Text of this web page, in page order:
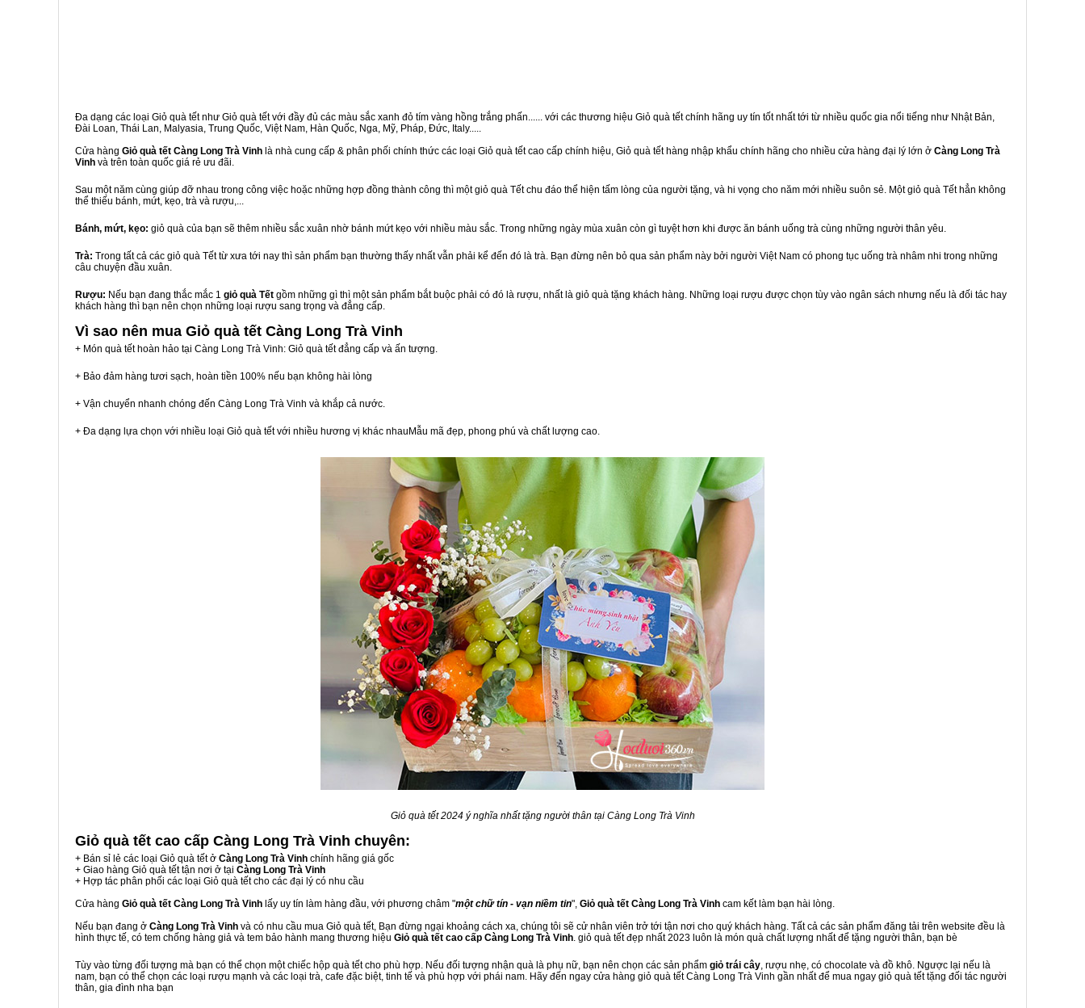
Đa dạng các loại Giỏ quà tết như Giỏ quà tết với đầy đủ các màu sắc xanh đỏ tím vàng hồng trắng phấn...... với các thương hiệu Giỏ quà tết chính hãng uy tín tốt nhất tới từ nhiều quốc gia nổi tiếng như Nhật Bản,
Đài Loan, Thái Lan, Malyasia, Trung Quốc, Việt Nam, Hàn Quốc, Nga, Mỹ, Pháp, Đức, Italy.....
Cửa hàng Giỏ quà tết Càng Long Trà Vinh là nhà cung cấp & phân phối chính thức các loại Giỏ quà tết cao cấp chính hiệu, Giỏ quà tết hàng nhập khẩu chính hãng cho nhiều cửa hàng đại lý lớn ở Càng Long Trà
Vinh và trên toàn quốc giá rẻ ưu đãi.
Sau một năm cùng giúp đỡ nhau trong công việc hoặc những hợp đồng thành công thì một giỏ quà Tết chu đáo thể hiện tấm lòng của người tặng, và hi vọng cho năm mới nhiều suôn sẻ. Một giỏ quà Tết hẳn không
thể thiếu bánh, mứt, kẹo, trà và rượu,...
Bánh, mứt, kẹo: giỏ quà của bạn sẽ thêm nhiều sắc xuân nhờ bánh mứt kẹo với nhiều màu sắc. Trong những ngày mùa xuân còn gì tuyệt hơn khi được ăn bánh uống trà cùng những người thân yêu.
Trà: Trong tất cả các giỏ quà Tết từ xưa tới nay thì sản phẩm bạn thường thấy nhất vẫn phải kể đến đó là trà. Bạn đừng nên bỏ qua sản phẩm này bởi người Việt Nam có phong tục uống trà nhâm nhi trong những
câu chuyện đầu xuân.
Rượu: Nếu bạn đang thắc mắc 1 giỏ quà Tết gồm những gì thì một sản phẩm bắt buộc phải có đó là rượu, nhất là giỏ quà tặng khách hàng. Những loại rượu được chọn tùy vào ngân sách nhưng nếu là đối tác hay
khách hàng thì bạn nên chọn những loại rượu sang trọng và đẳng cấp.
Vì sao nên mua Giỏ quà tết Càng Long Trà Vinh
+ Món quà tết hoàn hảo tại Càng Long Trà Vinh: Giỏ quà tết đẳng cấp và ấn tượng.
+ Bảo đảm hàng tươi sạch, hoàn tiền 100% nếu bạn không hài lòng
+ Vận chuyển nhanh chóng đến Càng Long Trà Vinh và khắp cả nước.
+ Đa dạng lựa chọn với nhiều loại Giỏ quà tết với nhiều hương vị khác nhauMẫu mã đẹp, phong phú và chất lượng cao.
Giỏ quà tết 2024 ý nghĩa nhất tặng người thân tại Càng Long Trà Vinh
Giỏ quà tết cao cấp Càng Long Trà Vinh chuyên:
+ Bán sỉ lẻ các loại Giỏ quà tết ở Càng Long Trà Vinh chính hãng giá gốc
+ Giao hàng Giỏ quà tết tận nơi ở tại Càng Long Trà Vinh
+ Hợp tác phân phối các loại Giỏ quà tết cho các đại lý có nhu cầu
Cửa hàng Giỏ quà tết Càng Long Trà Vinh lấy uy tín làm hàng đầu, với phương châm "một chữ tín - vạn niềm tin", Giỏ quà tết Càng Long Trà Vinh cam kết làm bạn hài lòng.
Nếu bạn đang ở Càng Long Trà Vinh và có nhu cầu mua Giỏ quà tết, Bạn đừng ngại khoảng cách xa, chúng tôi sẽ cử nhân viên trở tới tận nơi cho quý khách hàng. Tất cả các sản phẩm đăng tải trên website đều là
hình thực tế, có tem chống hàng giả và tem bảo hành mang thương hiệu Giỏ quà tết cao cấp Càng Long Trà Vinh. giỏ quà tết đẹp nhất 2023 luôn là món quà chất lượng nhất để tặng người thân, bạn bè
Tùy vào từng đối tượng mà bạn có thể chọn một chiếc hộp quà tết cho phù hợp. Nếu đối tượng nhận quà là phụ nữ, bạn nên chọn các sản phẩm giỏ trái cây, rượu nhẹ, có chocolate và đồ khô. Ngược lại nếu là
nam, bạn có thể chọn các loại rượu mạnh và các loại trà, cafe đặc biệt, tinh tế và phù hợp với phái nam. Hãy đến ngay cửa hàng giỏ quà tết Càng Long Trà Vinh gần nhất để mua ngay giỏ quà tết tặng đối tác người
thân, gia đình nha bạn